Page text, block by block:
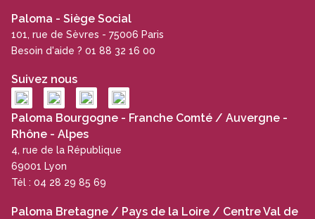
Paloma - Siège Social
101, rue de Sèvres - 75006 Paris
Besoin d'aide ? 01 88 32 16 00
Suivez nous
Paloma Bourgogne - Franche Comté / Auvergne -
Rhône - Alpes
4, rue de la République
69001 Lyon
Tél : 04 28 29 85 69
Paloma Bretagne / Pays de la Loire / Centre Val de